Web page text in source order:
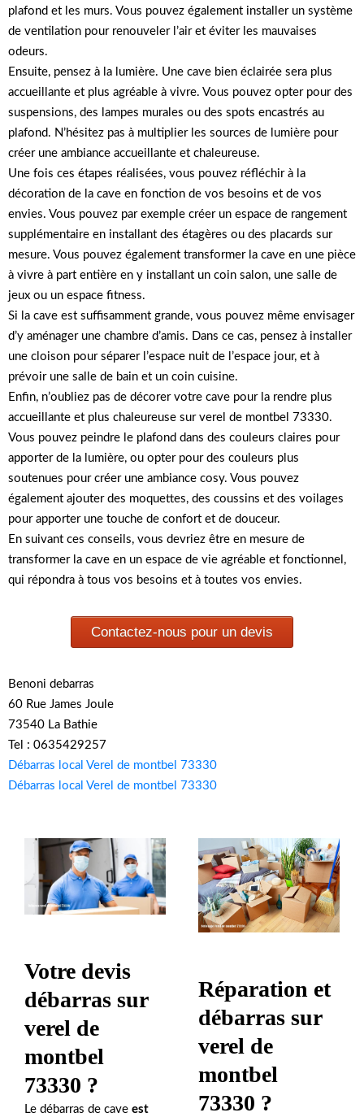
plafond et les murs. Vous pouvez également installer un système
de ventilation pour renouveler l’air et éviter les mauvaises
odeurs.
Ensuite, pensez à la lumière. Une cave bien éclairée sera plus
accueillante et plus agréable à vivre. Vous pouvez opter pour des
suspensions, des lampes murales ou des spots encastrés au
plafond. N’hésitez pas à multiplier les sources de lumière pour
créer une ambiance accueillante et chaleureuse.
Une fois ces étapes réalisées, vous pouvez réfléchir à la
décoration de la cave en fonction de vos besoins et de vos
envies. Vous pouvez par exemple créer un espace de rangement
supplémentaire en installant des étagères ou des placards sur
mesure. Vous pouvez également transformer la cave en une pièce
à vivre à part entière en y installant un coin salon, une salle de
jeux ou un espace fitness.
Si la cave est suffisamment grande, vous pouvez même envisager
d’y aménager une chambre d’amis. Dans ce cas, pensez à installer
une cloison pour séparer l’espace nuit de l’espace jour, et à
prévoir une salle de bain et un coin cuisine.
Enfin, n’oubliez pas de décorer votre cave pour la rendre plus
accueillante et plus chaleureuse sur verel de montbel 73330.
Vous pouvez peindre le plafond dans des couleurs claires pour
apporter de la lumière, ou opter pour des couleurs plus
soutenues pour créer une ambiance cosy. Vous pouvez
également ajouter des moquettes, des coussins et des voilages
pour apporter une touche de confort et de douceur.
En suivant ces conseils, vous devriez être en mesure de
transformer la cave en un espace de vie agréable et fonctionnel,
qui répondra à tous vos besoins et à toutes vos envies.
Contactez-nous pour un devis
Benoni debarras
60 Rue James Joule
73540 La Bathie
Tel : 0635429257
Débarras local Verel de montbel 73330
Débarras local Verel de montbel 73330
Votre devis
débarras sur
verel de
montbel
73330 ?
Le débarras de cave est
Réparation et
débarras sur
verel de
montbel
73330 ?